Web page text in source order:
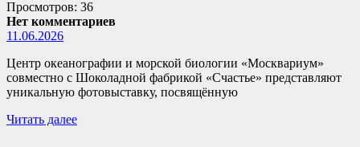
Просмотров: 36
Нет комментариев
11.06.2026
Центр океанографии и морской биологии «Москвариум»
совместно с Шоколадной фабрикой «Счастье» представляют
уникальную фотовыставку, посвящённую
Читать далее